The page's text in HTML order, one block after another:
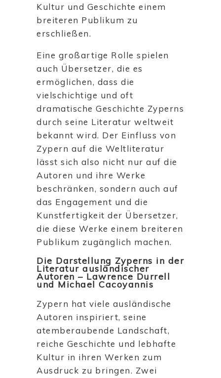
Kultur und Geschichte einem
breiteren Publikum zu
erschließen.
Eine großartige Rolle spielen
auch Übersetzer, die es
ermöglichen, dass die
vielschichtige und oft
dramatische Geschichte Zyperns
durch seine Literatur weltweit
bekannt wird. Der Einfluss von
Zypern auf die Weltliteratur
lässt sich also nicht nur auf die
Autoren und ihre Werke
beschränken, sondern auch auf
das Engagement und die
Kunstfertigkeit der Übersetzer,
die diese Werke einem breiteren
Publikum zugänglich machen.
Die Darstellung Zyperns in der
Literatur ausländischer
Autoren – Lawrence Durrell
und Michael Cacoyannis
Zypern hat viele ausländische
Autoren inspiriert, seine
atemberaubende Landschaft,
reiche Geschichte und lebhafte
Kultur in ihren Werken zum
Ausdruck zu bringen. Zwei